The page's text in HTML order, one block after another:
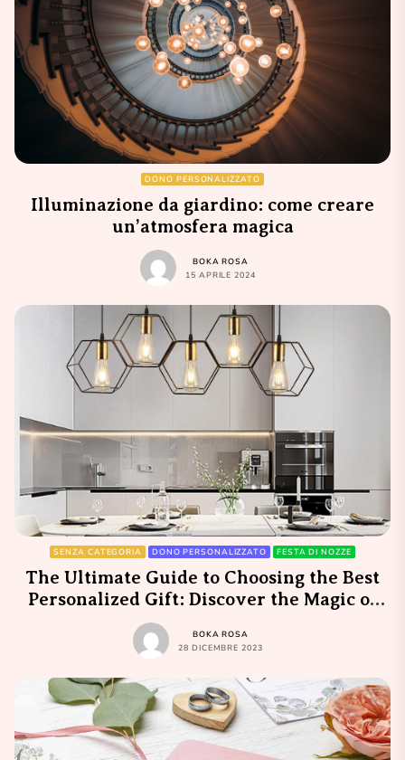
DONO PERSONALIZZATO
Illuminazione da giardino: come creare
un’atmosfera magica
BOKA ROSA
15 APRILE 2024
SENZA CATEGORIA DONO PERSONALIZZATO FESTA DI NOZZE
The Ultimate Guide to Choosing the Best
Personalized Gift: Discover the Magic of
Migliore Dono Personalizzato
BOKA ROSA
28 DICEMBRE 2023